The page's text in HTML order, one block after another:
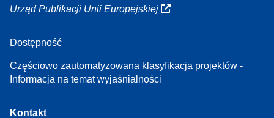
Urząd Publikacji Unii Europejskiej
Dostępność
Częściowo zautomatyzowana klasyfikacja projektów -
Informacja na temat wyjaśnialności
Kontakt